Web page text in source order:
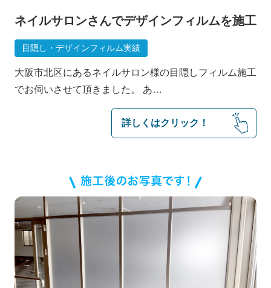
ネイルサロンさんでデザインフィルムを施工
目隠し・デザインフィルム実績
大阪市北区にあるネイルサロン様の目隠しフィルム施工
でお伺いさせて頂きました。 あ…
詳しくはクリック！